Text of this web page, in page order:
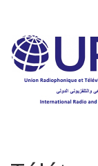
contenu
principal